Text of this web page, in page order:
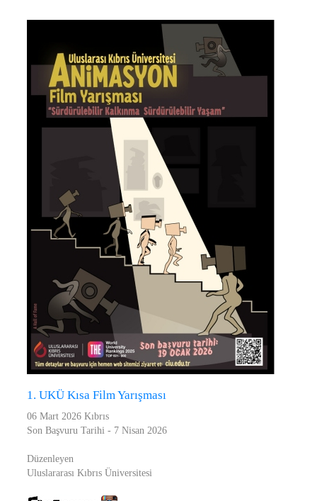
1. UKÜ Kısa Film Yarışması
06 Mart 2026 Kıbrıs
Son Başvuru Tarihi - 7 Nisan 2026
Düzenleyen
Uluslararası Kıbrıs Üniversitesi